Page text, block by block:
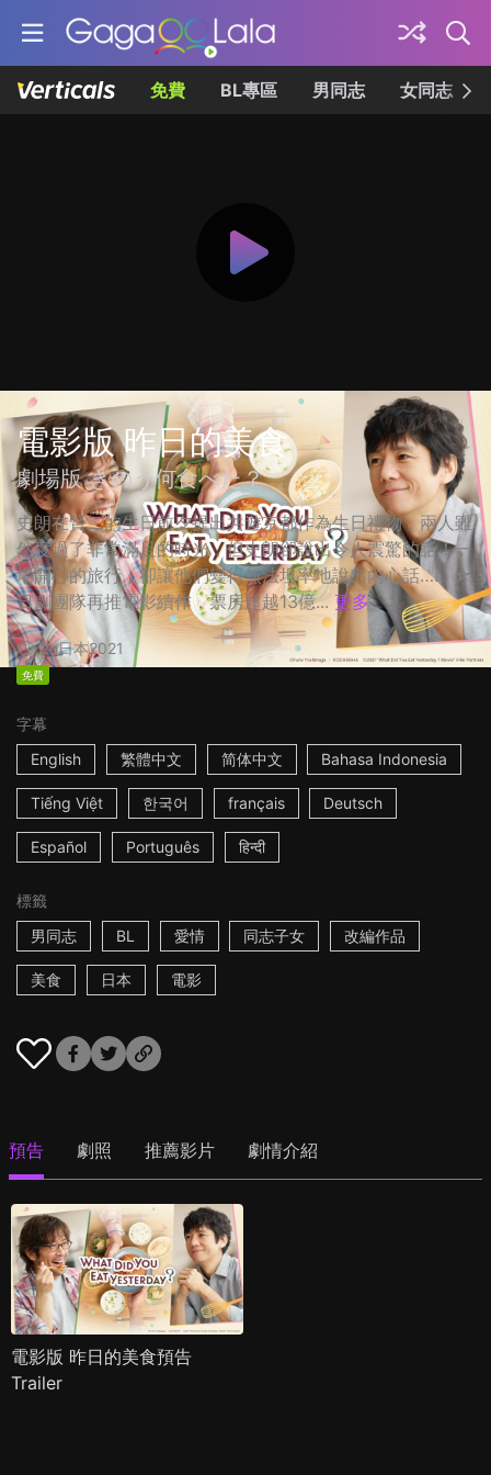
免費 BL專區 男同志 女同志
電影版 昨日的美食
劇場版 きのう何食べた？
史朗在賢二的生日前夕提出共遊京都作為生日禮物，兩人雖
然度過了非常滿足的時光，但史朗卻說出令人震驚的話！一
場開心的旅行，卻讓他們變得無法坦率地說出內心話…… ☆
日劇團隊再推電影續作，票房超越13億... 更多
2h日本2021
免費
字幕
English
繁體中文 简体中文 Bahasa Indonesia
Tiếng Việt 한국어 français Deutsch
Español Português हिन्दी
標籤
男同志
BL 愛情 同志子女 改編作品
美食 日本 電影
預告 劇照 推薦影片 劇情介紹
電影版 昨日的美食預告
Trailer